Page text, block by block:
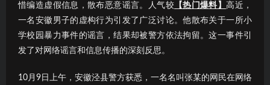
惜编造虚假信息，散布恶意谣言。人气较【热门爆料】高近，
一名安徽男子的虚构行为引发了广泛讨论。他散布关于一所小
学校园暴力事件的谣言，结果却被警方依法拘留。这一事件引
发了对网络谣言和信息传播的深刻反思。
10月9日上午，安徽泾县警方获悉，一名名叫张某的网民在网络